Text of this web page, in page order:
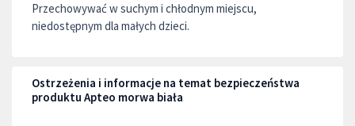
Przechowywać w suchym i chłodnym miejscu,
niedostępnym dla małych dzieci.
Ostrzeżenia i informacje na temat bezpieczeństwa
produktu Apteo morwa biała